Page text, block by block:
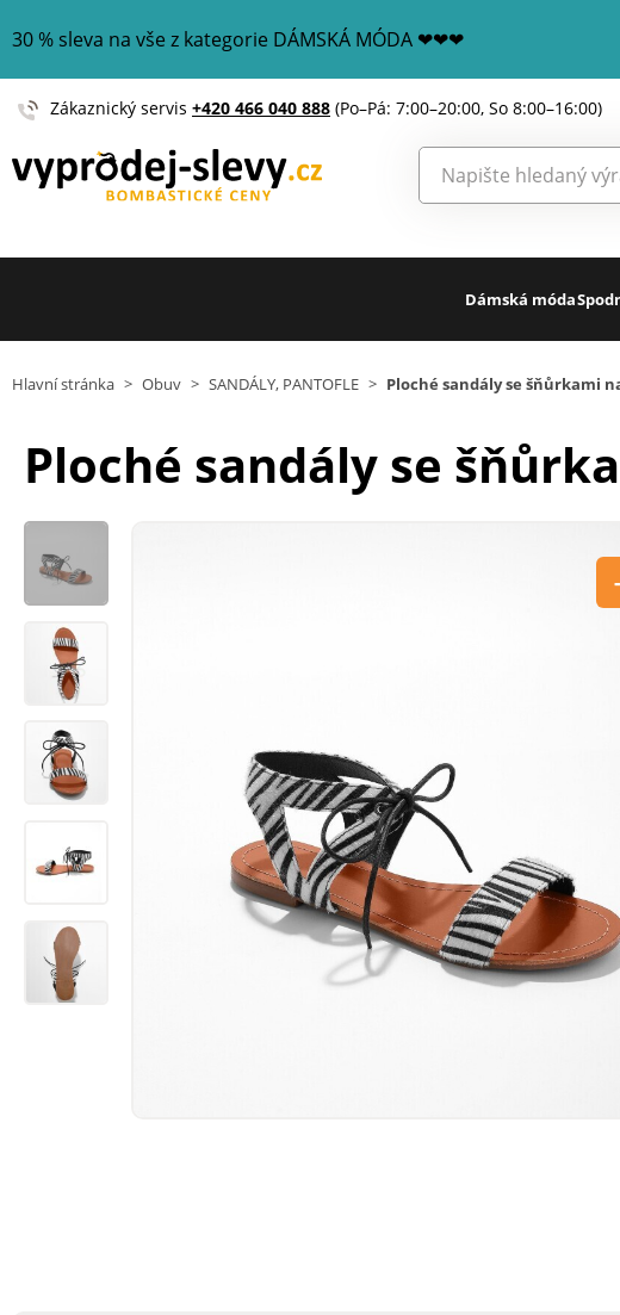
30 % sleva na vše z kategorie DÁMSKÁ MÓDA ❤❤❤
Zákaznický servis +420 466 040 888 (Po–Pá: 7:00–20:00, So 8:00–16:00)
Dámská móda
Hlavní stránka > Obuv > SANDÁLY, PANTOFLE > Ploché sandály se šňůrkami
Ploché sandály se